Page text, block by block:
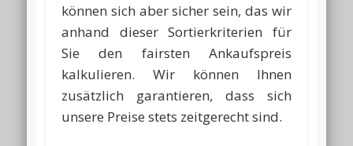
können sich aber sicher sein, das wir
anhand dieser Sortierkriterien für
Sie den fairsten Ankaufspreis
kalkulieren. Wir können Ihnen
zusätzlich garantieren, dass sich
unsere Preise stets zeitgerecht sind.